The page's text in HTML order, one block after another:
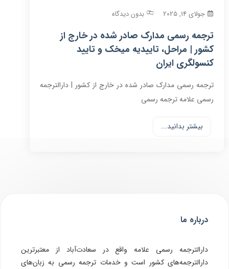
جولای 14, 2025 بدون دیدگاه
ترجمه رسمی مدارک صادر شده در خارج از
کشور | مراحل، تاییدیه میخک و تایید
کنسولگری ایران
ترجمه رسمی مدارک صادر شده در خارج از کشور | دارالترجمه
رسمی علامه ترجمه رسمی
بیشتر بدانید...
درباره ما
دارالترجمه رسمی علامه واقع در سعادت‌آباد از معتبرترین
دارالترجمه‌های کشور است و خدمات ترجمه رسمی به زبان‌های